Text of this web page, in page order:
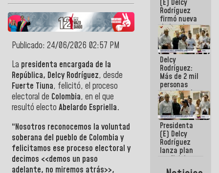
Publicado: 24/06/2026 02:57 PM
La presidenta encargada de la
República, Delcy Rodríguez, desde
Fuerte Tiuna, felicitó, el proceso
electoral de Colombia, en el que
resultó electo Abelardo Espriella.
“Nosotros reconocemos la voluntad
soberana del pueblo de Colombia y
felicitamos ese proceso electoral y
decimos <<demos un paso
adelante, no miremos atrás>>,
(E) Delcy
Rodríguez
firmó nueva
de Ley de
Arrendamiento
aprobada
por la AN
Delcy
Rodríguez:
Más de 2 mil
personas
beneficiadas
con planes
para
atención de
emergencia
sísmica en
la última
semana
Presidenta
(E) Delcy
Rodríguez
lanza plan
crediticio
con subsidio